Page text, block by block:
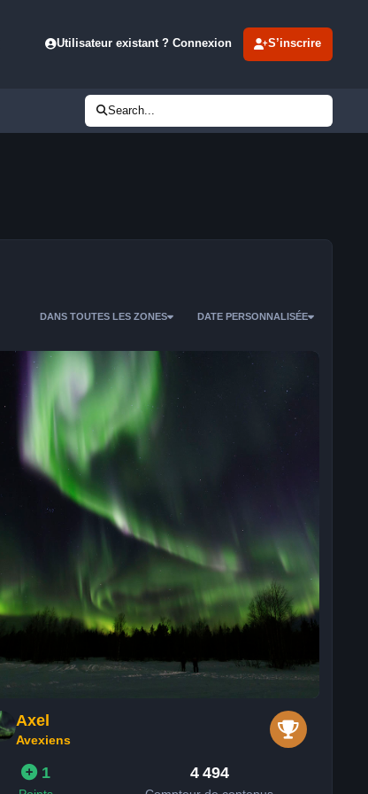
Utilisateur existant ? Connexion S’inscrire
Search...
DANS TOUTES LES ZONES DATE PERSONNALISÉE
Axel
Avexiens
1 4 494